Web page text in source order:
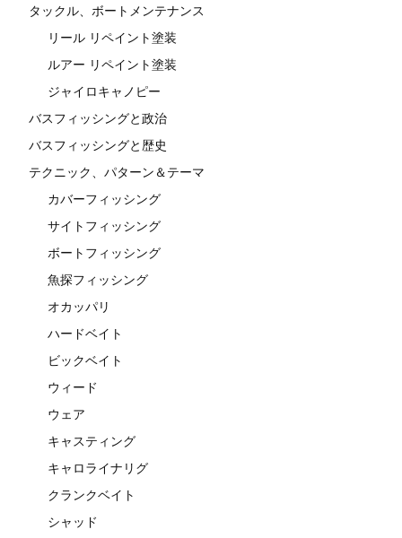
タックル、ボートメンテナンス
リール リペイント塗装
ルアー リペイント塗装
ジャイロキャノピー
バスフィッシングと政治
バスフィッシングと歴史
テクニック、パターン＆テーマ
カバーフィッシング
サイトフィッシング
ボートフィッシング
魚探フィッシング
オカッパリ
ハードベイト
ビックベイト
ウィード
ウェア
キャスティング
キャロライナリグ
クランクベイト
シャッド